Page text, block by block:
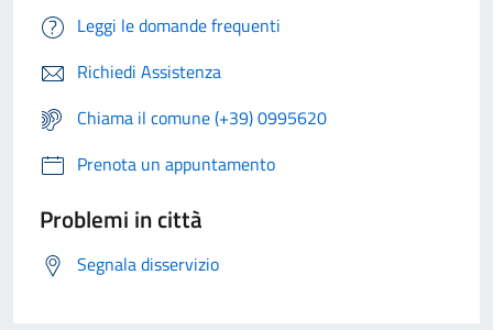
Leggi le domande frequenti
Richiedi Assistenza
Chiama il comune (+39) 0995620
Prenota un appuntamento
Problemi in città
Segnala disservizio